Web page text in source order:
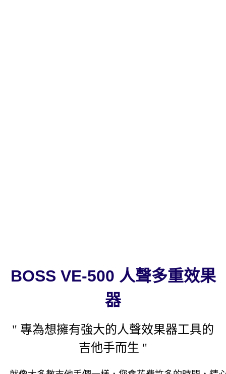
BOSS VE-500 人聲多重效果
器
" 專為想擁有強大的人聲效果器工具的
吉他手而生 "